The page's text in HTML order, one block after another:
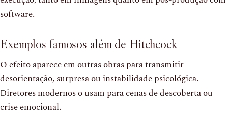
software.
Exemplos famosos além de Hitchcock
O efeito aparece em outras obras para transmitir
desorientação, surpresa ou instabilidade psicológica.
Diretores modernos o usam para cenas de descoberta ou
crise emocional.